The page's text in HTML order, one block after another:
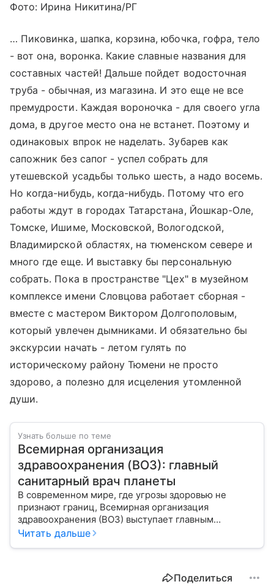
Фото: Ирина Никитина/РГ
… Пиковинка, шапка, корзина, юбочка, гофра, тело
- вот она, воронка. Какие славные названия для
составных частей! Дальше пойдет водосточная
труба - обычная, из магазина. И это еще не все
премудрости. Каждая вороночка - для своего угла
дома, в другое место она не встанет. Поэтому и
одинаковых впрок не наделать. Зубарев как
сапожник без сапог - успел собрать для
утешевской усадьбы только шесть, а надо восемь.
Но когда-нибудь, когда-нибудь. Потому что его
работы ждут в городах Татарстана, Йошкар-Оле,
Томске, Ишиме, Московской, Вологодской,
Владимирской областях, на тюменском севере и
много где еще. И выставку бы персональную
собрать. Пока в пространстве "Цех" в музейном
комплексе имени Словцова работает сборная -
вместе с мастером Виктором Долгополовым,
который увлечен дымниками. И обязательно бы
экскурсии начать - летом гулять по
историческому району Тюмени не просто
здорово, а полезно для исцеления утомленной
души.
Узнать больше по теме
Всемирная организация
здравоохранения (ВОЗ): главный
санитарный врач планеты
В современном мире, где угрозы здоровью не
признают границ, Всемирная организация
здравоохранения (ВОЗ) выступает главным
координатором глобального здравоохранения. Эта
миллиардов людей. Как устроен этот «командный
Читать дальше
Поделиться